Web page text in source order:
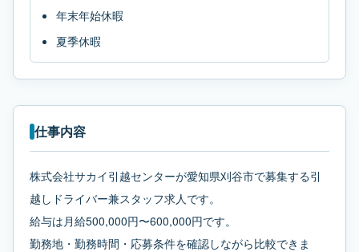
年末年始休暇
夏季休暇
仕事内容
株式会社サカイ引越センターが愛知県刈谷市で募集する引
越しドライバー兼スタッフ求人です。
給与は月給500,000円〜600,000円です。
勤務地・勤務時間・応募条件を確認しながら比較できま